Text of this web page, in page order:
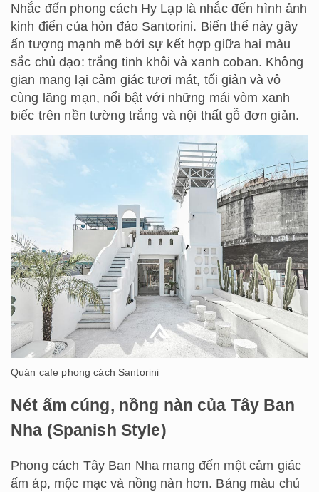
Nhắc đến phong cách Hy Lạp là nhắc đến hình ảnh
kinh điển của hòn đảo Santorini. Biến thể này gây
ấn tượng mạnh mẽ bởi sự kết hợp giữa hai màu
sắc chủ đạo: trắng tinh khôi và xanh coban. Không
gian mang lại cảm giác tươi mát, tối giản và vô
cùng lãng mạn, nổi bật với những mái vòm xanh
biếc trên nền tường trắng và nội thất gỗ đơn giản.
Quán cafe phong cách Santorini
Nét ấm cúng, nồng nàn của Tây Ban
Nha (Spanish Style)
Phong cách Tây Ban Nha mang đến một cảm giác
ấm áp, mộc mạc và nồng nàn hơn. Bảng màu chủ